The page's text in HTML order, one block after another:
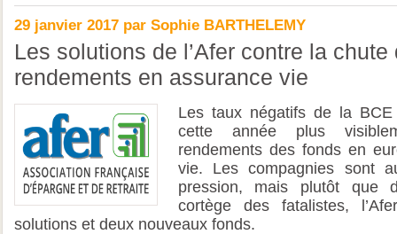
29 janvier 2017 par Sophie BARTHELEMY
Les solutions de l’Afer contre la chute
rendements en assurance vie
Les taux négatifs de la
cette année plus
rendements des fonds en
vie. Les compagnies sont
pression, mais plutôt que
cortège des fatalistes,
solutions et deux nouveaux fonds.